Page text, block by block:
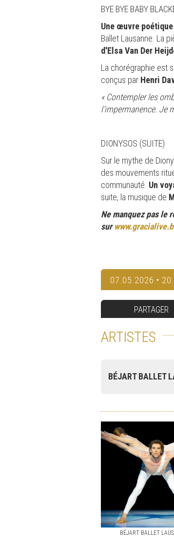
BYE BYE BABY
Une œuvre
Ballet Lausanne. La
d'Elsa Van Der
La chorégraphie est
conçus par Henri
« Contempler les
l'impermanence. Je
DIONYSOS (SUITE)
Sur le mythe de
des mouvements
communauté. Un
suite, la musique de
Ne manquez pas le
sur
07.05.2026 •
PARTAGER
ARTISTES
BÉJART BALLET
BÉJART BALLET